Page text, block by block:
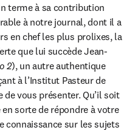
terme à sa contribution
à notre journal, dont il a
en chef les plus prolixes, la
que lui succède Jean-
2), un autre authentique
à l’Institut Pasteur de
vous présenter. Qu’il soit
sorte de répondre à votre
connaissance sur les sujets